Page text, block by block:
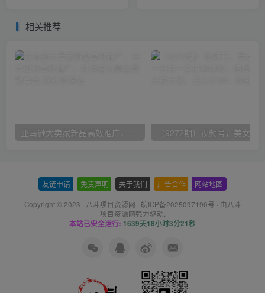
相关推荐
亚马逊大卖家新品高效推广，分享如何高效推广，打造百万美金爆款单品
友链申请 免责声明 关于我们 广告合作 网站地图
Copyright © 2023 · 八斗项目资源网 · 皖ICP备2025097190号 · 由八斗
项目资源网强力驱动.
本站已安全运行: 1639天18小时3分21秒